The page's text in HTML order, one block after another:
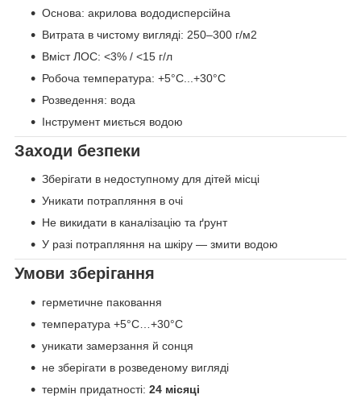
Основа: акрилова вододисперсійна
Витрата в чистому вигляді: 250–300 г/м2
Вміст ЛОС: <3% / <15 г/л
Робоча температура: +5°C...+30°C
Розведення: вода
Інструмент миється водою
Заходи безпеки
Зберігати в недоступному для дітей місці
Уникати потрапляння в очі
Не викидати в каналізацію та ґрунт
У разі потрапляння на шкіру — змити водою
Умови зберігання
герметичне паковання
температура +5°C…+30°C
уникати замерзання й сонця
не зберігати в розведеному вигляді
термін придатності: 24 місяці